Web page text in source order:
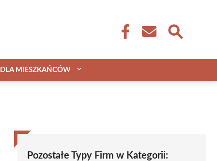
DLA MIESZKAŃCÓW
Pozostałe Typy Firm w Kategorii: